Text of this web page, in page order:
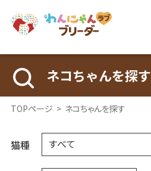
ネコちゃんを探す
TOPページ > ネコちゃんを探す
猫種 すべて